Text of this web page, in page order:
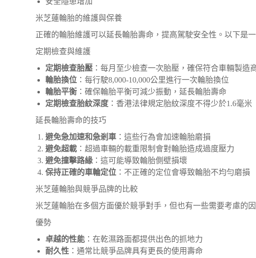
米芝蓮輪胎的維護與保養
正確的輪胎維護可以延長輪胎壽命，提高駕駛安全性。以下是
定期檢查與維護
定期檢查胎壓 ：每月至少檢查一次胎壓，確保符合車輛製造
輪胎換位 ：每行駛8,000-10,000公里進行一次輪胎換位
輪胎平衡 ：確保輪胎平衡可減少振動，延長輪胎壽命
定期檢查胎紋深度 ：香港法律規定胎紋深度不得少於1.6毫米
延長輪胎壽命的技巧
避免急加速和急剎車 ：這些行為會加速輪胎磨損
避免超載 ：超過車輛的載重限制會對輪胎造成過度壓力
避免撞擊路緣 ：這可能導致輪胎側壁損壞
保持正確的車輪定位 ：不正確的定位會導致輪胎不均勻磨損
米芝蓮輪胎與競爭品牌的比較
米芝蓮輪胎在多個方面優於競爭對手，但也有一些需要考慮的因
優勢
卓越的性能 ：在乾濕路面都提供出色的抓地力
耐久性 ：通常比競爭品牌具有更長的使用壽命